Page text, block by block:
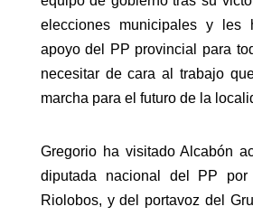
elecciones municipales y les
apoyo del PP provincial para
necesitar de cara al trabajo
marcha para el futuro de la
Gregorio ha visitado Alcabón
diputada nacional del PP por
Riolobos, y del portavoz del